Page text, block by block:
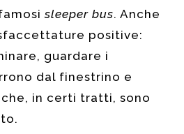
sleeper bus. Anche
positive:
guardare i
dal finestrino e
in certi tratti, sono